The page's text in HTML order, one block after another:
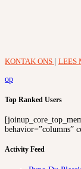
KONTAK ONS LEES
op
Top Ranked Users
behavior=”columns”
Activity Feed